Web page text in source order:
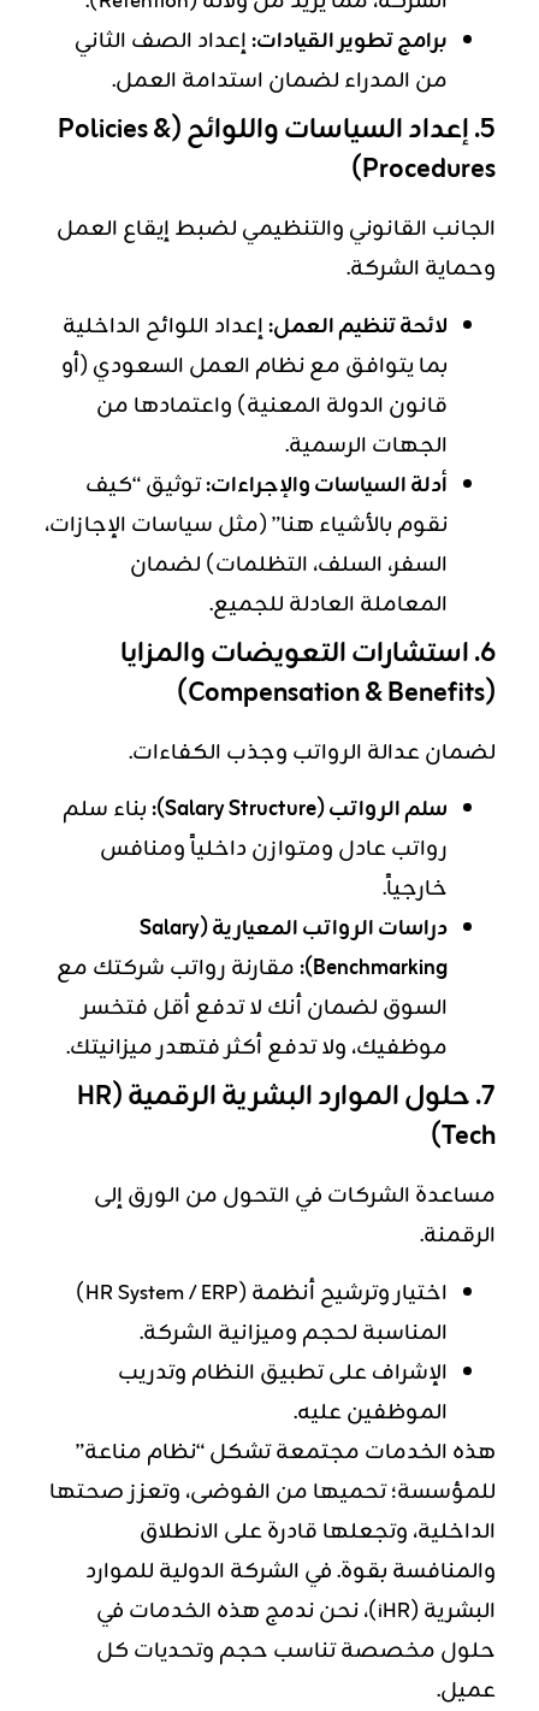
برامج تطوير القيادات:إعداد الصف الثاني
من المدراء لضمان استدامة العمل.
5. إعداد السياسات واللوائح (Policies &
Procedures)
الجانب القانوني والتنظيمي لضبط إيقاع العمل
وحماية الشركة.
لائحة تنظيم العمل:إعداد اللوائح الداخلية
بما يتوافق مع نظام العمل السعودي (أو
قانون الدولة المعنية) واعتمادها من
الجهات الرسمية.
أدلة السياسات والإجراءات:توثيق “كيف
نقوم بالأشياء هنا” (مثل سياسات الإجازات،
السفر، السلف، التظلمات) لضمان
المعاملة العادلة للجميع.
6. استشارات التعويضات والمزايا
(Compensation & Benefits)
لضمان عدالة الرواتب وجذب الكفاءات.
سلم الرواتب (Salary Structure):
بناء سلم
رواتب عادل ومتوازن داخلياً ومنافس
خارجياً.
دراسات الرواتب المعيارية (Salary
Benchmarking): مقارنة رواتب شركتك مع
السوق لضمان أنك لا تدفع أقل فتخسر
موظفيك، ولا تدفع أكثر فتهدر ميزانيتك.
7. حلول الموارد البشرية الرقمية (HR
Tech)
مساعدة الشركات في التحول من الورق إلى
الرقمنة.
اختيار وترشيح أنظمة (HR System / ERP)
المناسبة لحجم وميزانية الشركة.
الإشراف على تطبيق النظام وتدريب
الموظفين عليه.
هذه الخدمات مجتمعة تشكل “نظام مناعة”
للمؤسسة؛ تحميها من الفوضى، وتعزز صحتها
الداخلية، وتجعلها قادرة على الانطلاق
والمنافسة بقوة. في الشركة الدولية للموارد
البشرية (iHR)، نحن ندمج هذه الخدمات في
حلول مخصصة تناسب حجم وتحديات كل
عميل.